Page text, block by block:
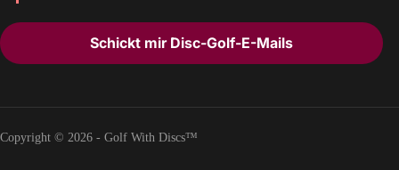
Schickt mir Disc-Golf-E-Mails
Copyright © 2026 - Golf With Discs™